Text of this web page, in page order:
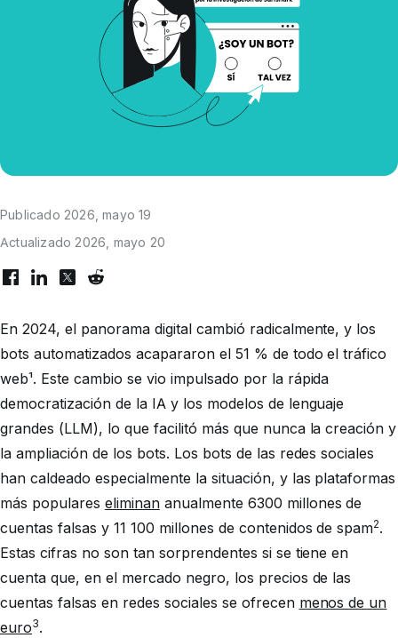
Publicado 2026, mayo 19
Actualizado 2026, mayo 20
En 2024, el panorama digital cambió radicalmente, y los
bots automatizados acapararon el 51 % de todo el tráfico
web¹. Este cambio se vio impulsado por la rápida
democratización de la IA y los modelos de lenguaje
grandes (LLM), lo que facilitó más que nunca la creación y
la ampliación de los bots. Los bots de las redes sociales
han caldeado especialmente la situación, y las plataformas
más populares eliminananualmente 6300 millones de
cuentas falsas y 11 100 millones de contenidos de spam2.
Estas cifras no son tan sorprendentes si se tiene en
cuenta que, en el mercado negro, los precios de las
cuentas falsas en redes sociales se ofrecen menos de un
euro3.